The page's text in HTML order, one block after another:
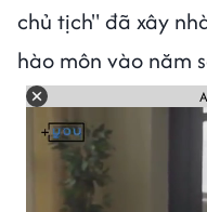
chủ tịch" đã xây
hào môn vào năm